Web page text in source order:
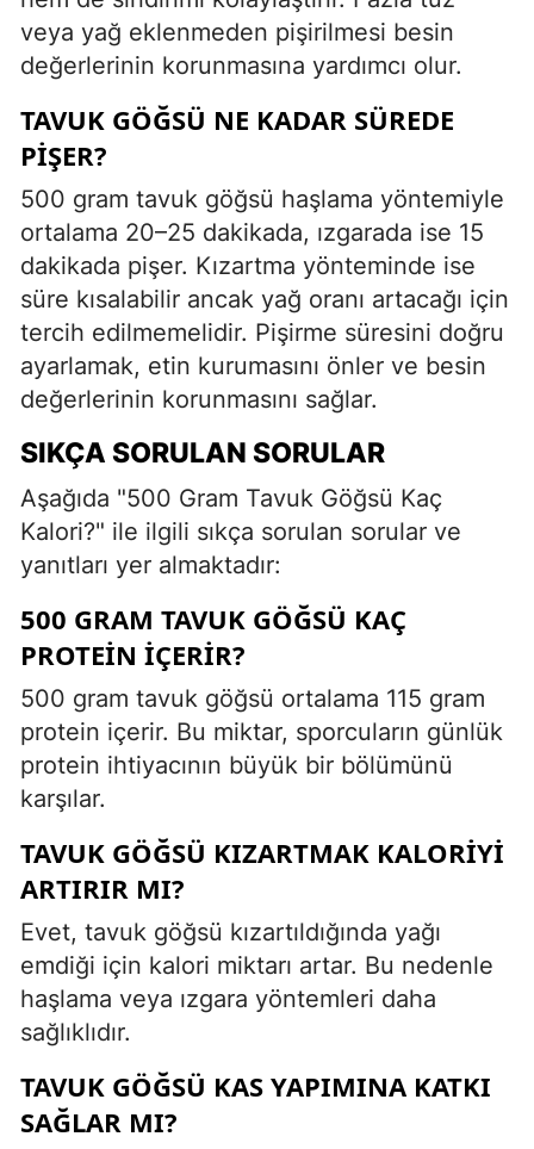
veya yağ eklenmeden pişirilmesi besin
değerlerinin korunmasına yardımcı olur.
TAVUK GÖĞSÜ NE KADAR SÜREDE
PIŞER?
500 gram tavuk göğsü haşlama yöntemiyle
ortalama 20–25 dakikada, ızgarada ise 15
dakikada pişer. Kızartma yönteminde ise
süre kısalabilir ancak yağ oranı artacağı için
tercih edilmemelidir. Pişirme süresini doğru
ayarlamak, etin kurumasını önler ve besin
değerlerinin korunmasını sağlar.
SIKÇA SORULAN SORULAR
Aşağıda "500 Gram Tavuk Göğsü Kaç
Kalori?" ile ilgili sıkça sorulan sorular ve
yanıtları yer almaktadır:
500 GRAM TAVUK GÖĞSÜ KAÇ
PROTEIN İÇERIR?
500 gram tavuk göğsü ortalama 115 gram
protein içerir. Bu miktar, sporcuların günlük
protein ihtiyacının büyük bir bölümünü
karşılar.
TAVUK GÖĞSÜ KIZARTMAK KALORIYI
ARTIRIR MI?
Evet, tavuk göğsü kızartıldığında yağı
emdiği için kalori miktarı artar. Bu nedenle
haşlama veya ızgara yöntemleri daha
sağlıklıdır.
TAVUK GÖĞSÜ KAS YAPIMINA KATKI
SAĞLAR MI?